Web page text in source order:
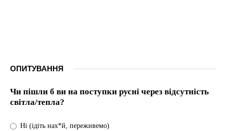
ОПИТУВАННЯ
Чи пішли б ви на поступки русні через відсутність
світла/тепла?
Ні (ідіть нах*й, переживемо)